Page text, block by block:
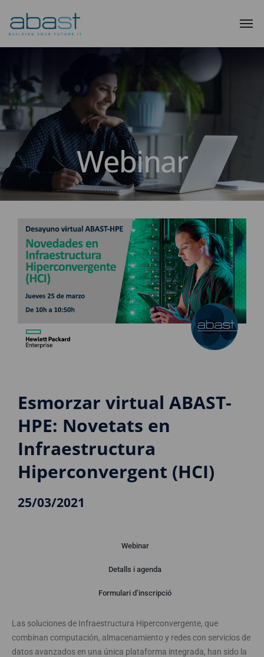
Webinar
Esmorzar virtual ABAST-
HPE: Novetats en
Infraestructura
Hiperconvergent (HCI)
25/03/2021
Webinar
Detalls i agenda
Formulari d’inscripció
Las soluciones de Infraestructura Hiperconvergente, que
combinan computación, almacenamiento y redes con servicios de
datos avanzados en una única plataforma integrada, han sido la